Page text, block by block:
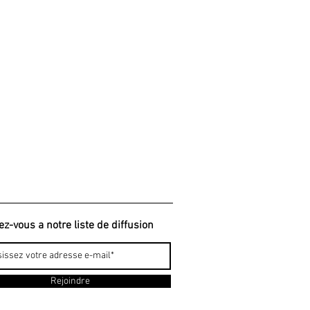
vous a notre liste de diffusion
Rejoindre